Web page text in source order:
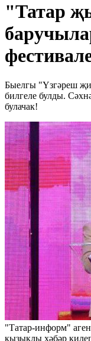
"Татар
Быелгы "Үзгәреш
билгеле булды.
булачак!
"Татар-информ"
кызыклы хәбәр